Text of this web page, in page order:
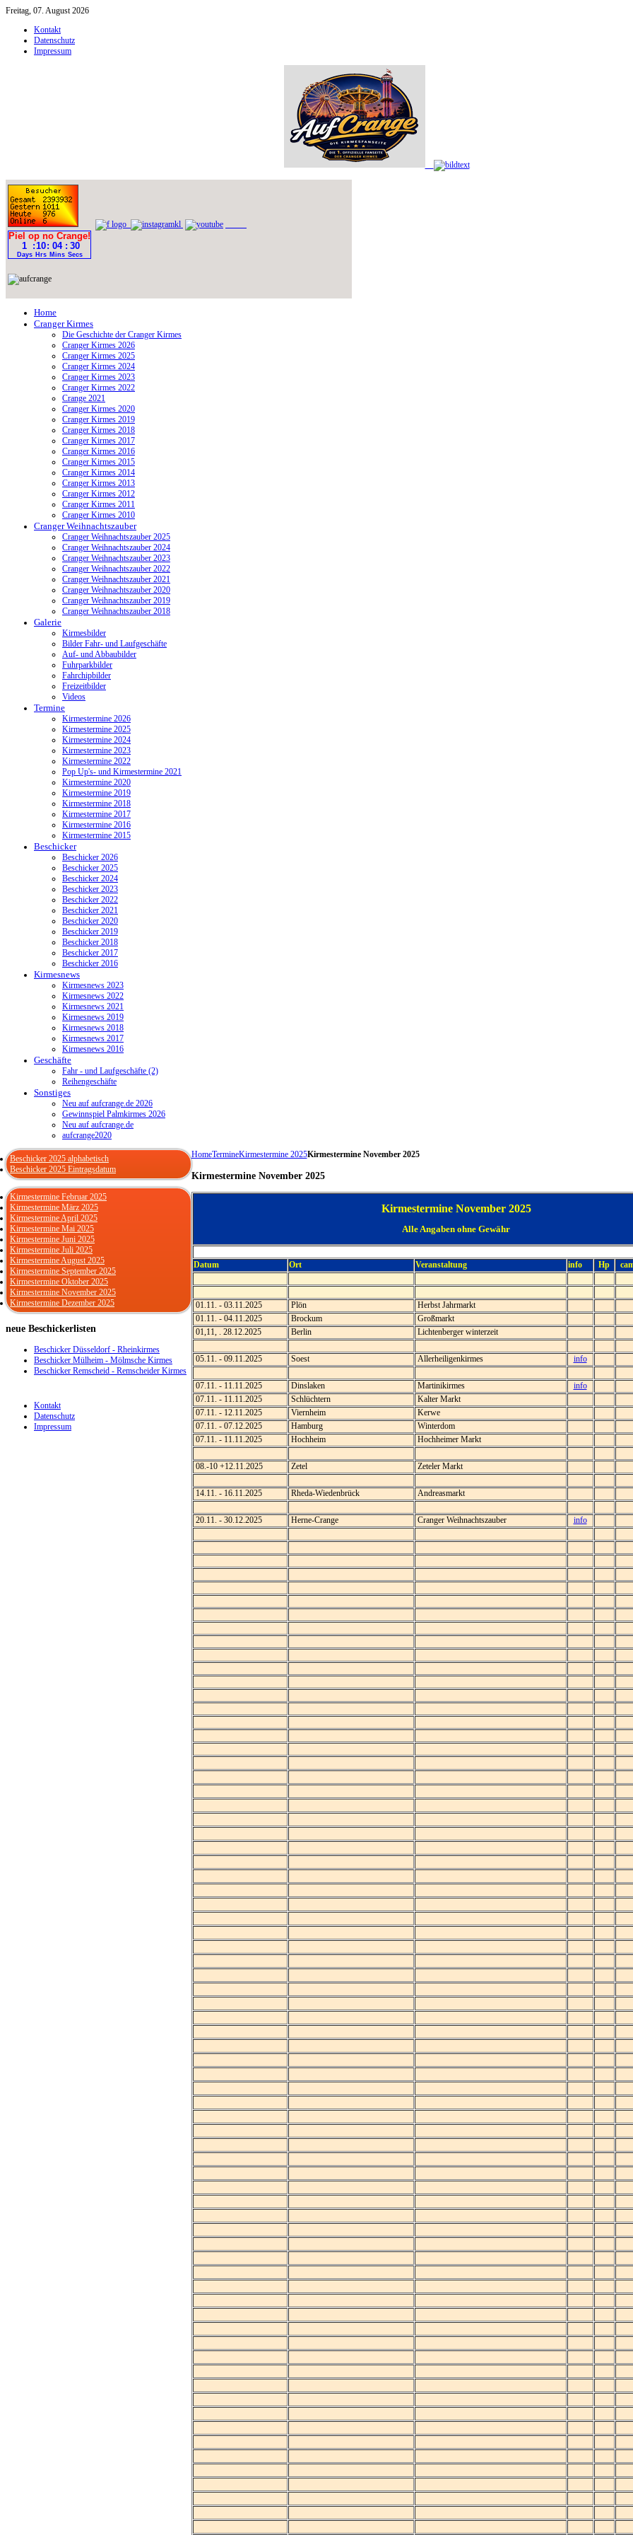
Freitag, 07. August 2026
Kontakt
Datenschutz
Impressum
Home
Cranger Kirmes
Die Geschichte der Cranger Kirmes
Cranger Kirmes 2026
Cranger Kirmes 2025
Cranger Kirmes 2024
Cranger Kirmes 2023
Cranger Kirmes 2022
Crange 2021
Cranger Kirmes 2020
Cranger Kirmes 2019
Cranger Kirmes 2018
Cranger Kirmes 2017
Cranger Kirmes 2016
Cranger Kirmes 2015
Cranger Kirmes 2014
Cranger Kirmes 2013
Cranger Kirmes 2012
Cranger Kirmes 2011
Cranger Kirmes 2010
Cranger Weihnachtszauber
Cranger Weihnachtszauber 2025
Cranger Weihnachtszauber 2024
Cranger Weihnachtszauber 2023
Cranger Weihnachtszauber 2022
Cranger Weihnachtszauber 2021
Cranger Weihnachtszauber 2020
Cranger Weihnachtszauber 2019
Cranger Weihnachtszauber 2018
Galerie
Kirmesbilder
Bilder Fahr- und Laufgeschäfte
Auf- und Abbaubilder
Fuhrparkbilder
Fahrchipbilder
Freizeitbilder
Videos
Termine
Kirmestermine 2026
Kirmestermine 2025
Kirmestermine 2024
Kirmestermine 2023
Kirmestermine 2022
Pop Up's- und Kirmestermine 2021
Kirmestermine 2020
Kirmestermine 2019
Kirmestermine 2018
Kirmestermine 2017
Kirmestermine 2016
Kirmestermine 2015
Beschicker
Beschicker 2026
Beschicker 2025
Beschicker 2024
Beschicker 2023
Beschicker 2022
Beschicker 2021
Beschicker 2020
Beschicker 2019
Beschicker 2018
Beschicker 2017
Beschicker 2016
Kirmesnews
Kirmesnews 2023
Kirmesnews 2022
Kirmesnews 2021
Kirmesnews 2019
Kirmesnews 2018
Kirmesnews 2017
Kirmesnews 2016
Geschäfte
Fahr - und Laufgeschäfte (2)
Reihengeschäfte
Sonstiges
Neu auf aufcrange.de 2026
Gewinnspiel Palmkirmes 2026
Neu auf aufcrange.de
aufcrange2020
HomeTermineKirmestermine 2025Kirmestermine November 2025
Kirmestermine November 2025
Kirmestermine November 2025
Alle Angaben ohne Gewähr
Datum Ort Veranstaltung info Hp
01.11. - 03.11.2025 Plön
Herbst Jahrmarkt
01.11. - 04.11.2025
Brockum
Großmarkt
01,11, . 28.12.2025
Berlin Lichtenberger winterzeit
05.11. - 09.11.2025 Soest Allerheiligenkirmes info
07.11. - 11.11.2025 Dinslaken Martinikirmes
info
07.11. - 11.11.2025
Schlüchtern
Kalter Markt
07.11. - 12.11.2025
Viernheim
Kerwe
07.11. - 07.12.2025
Hamburg
Winterdom
07.11. - 11.11.2025
Hochheim Hochheimer Markt
08.-10 +12.11.2025 Zetel Zeteler Markt
14.11. - 16.11.2025 Rheda-Wiedenbrück Andreasmarkt
20.11. - 30.12.2025 Herne-Crange Cranger Weihnachtszauber info
Beschicker 2025 alphabetisch
Beschicker 2025 Eintragsdatum
Kirmestermine Februar 2025
Kirmestermine März 2025
Kirmestermine April 2025
Kirmestermine Mai 2025
Kirmestermine Juni 2025
Kirmestermine Juli 2025
Kirmestermine August 2025
Kirmestermine September 2025
Kirmestermine Oktober 2025
Kirmestermine November 2025
Kirmestermine Dezember 2025
neue Beschickerlisten
Beschicker Düsseldorf - Rheinkirmes
Beschicker Mülheim - Mölmsche Kirmes
Beschicker Remscheid - Remscheider Kirmes
Kontakt
Datenschutz
Impressum